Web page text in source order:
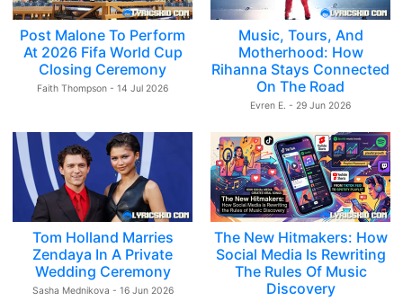
Post Malone To Perform
At 2026 Fifa World Cup
Closing Ceremony
Faith Thompson - 14 Jul 2026
Music, Tours, And
Motherhood: How
Rihanna Stays Connected
On The Road
Evren E. - 29 Jun 2026
Tom Holland Marries
Zendaya In A Private
Wedding Ceremony
Sasha Mednikova - 16 Jun 2026
The New Hitmakers: How
Social Media Is Rewriting
The Rules Of Music
Discovery